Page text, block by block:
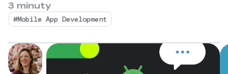
świadomość raka
3 minuty
#Mobile App Development